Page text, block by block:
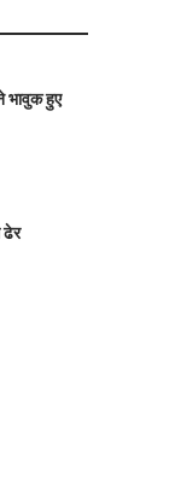
भावुक हुए
ढेर